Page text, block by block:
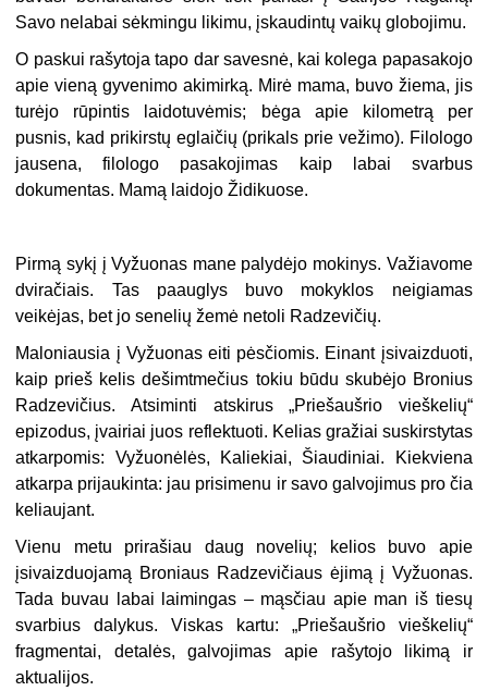
Savo nelabai sėkmingu likimu, įskaudintų vaikų globojimu.
O paskui rašytoja tapo dar savesnė, kai kolega papasakojo
apie vieną gyvenimo akimirką. Mirė mama, buvo žiema, jis
turėjo rūpintis laidotuvėmis; bėga apie kilometrą per
pusnis, kad prikirstų eglaičių (prikals prie vežimo). Filologo
jausena, filologo pasakojimas kaip labai svarbus
dokumentas. Mamą laidojo Židikuose.
Pirmą sykį į Vyžuonas mane palydėjo mokinys. Važiavome
dviračiais. Tas paauglys buvo mokyklos neigiamas
veikėjas, bet jo senelių žemė netoli Radzevičių.
Maloniausia į Vyžuonas eiti pėsčiomis. Einant įsivaizduoti,
kaip prieš kelis dešimtmečius tokiu būdu skubėjo Bronius
Radzevičius. Atsiminti atskirus „Priešaušrio vieškelių“
epizodus, įvairiai juos reflektuoti. Kelias gražiai suskirstytas
atkarpomis: Vyžuonėlės, Kaliekiai, Šiaudiniai. Kiekviena
atkarpa prijaukinta: jau prisimenu ir savo galvojimus pro čia
keliaujant.
Vienu metu prirašiau daug novelių; kelios buvo apie
įsivaizduojamą Broniaus Radzevičiaus ėjimą į Vyžuonas.
Tada buvau labai laimingas – mąsčiau apie man iš tiesų
svarbius dalykus. Viskas kartu: „Priešaušrio vieškelių“
fragmentai, detalės, galvojimas apie rašytojo likimą ir
aktualijos.